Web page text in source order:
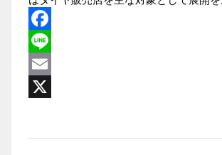
Facebook
Line
Email